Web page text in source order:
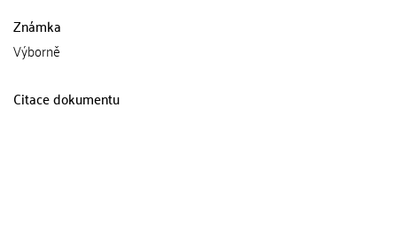
Známka
Výborně
Citace dokumentu